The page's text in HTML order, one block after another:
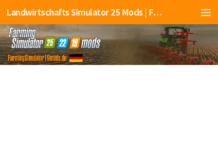
Landwirtschafts Simulator 25 Mods | Farming Simulator 25 Mods | FS25 Mods